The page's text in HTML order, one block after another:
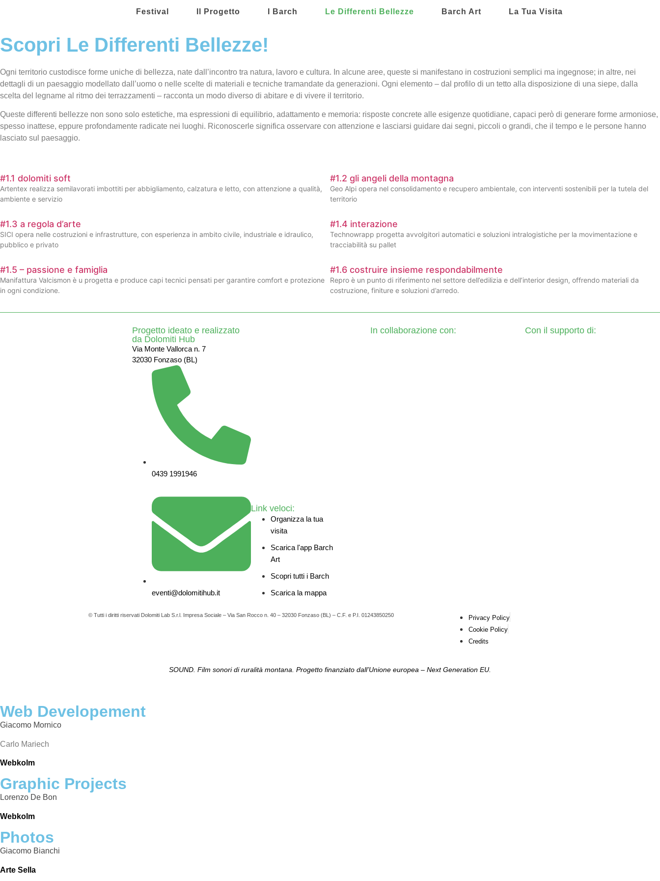
Festival Il Progetto I Barch Le Differenti Bellezze Barch Art La Tua Visita
Scopri Le Differenti Bellezze!
Ogni territorio custodisce forme uniche di bellezza, nate dall’incontro tra natura, lavoro e cultura. In alcune aree, queste si manifestano in costruzioni semplici ma ingegnose; in altre, nei
dettagli di un paesaggio modellato dall’uomo o nelle scelte di materiali e tecniche tramandate da generazioni. Ogni elemento – dal profilo di un tetto alla disposizione di una siepe, dalla
scelta del legname al ritmo dei terrazzamenti – racconta un modo diverso di abitare e di vivere il territorio.
Queste differenti bellezze non sono solo estetiche, ma espressioni di equilibrio, adattamento e memoria: risposte concrete alle esigenze quotidiane, capaci però di generare forme armoniose,
spesso inattese, eppure profondamente radicate nei luoghi. Riconoscerle significa osservare con attenzione e lasciarsi guidare dai segni, piccoli o grandi, che il tempo e le persone hanno
lasciato sul paesaggio.
#1.1 dolomiti soft
Artentex realizza semilavorati imbottiti per abbigliamento, calzatura e letto, con attenzione a qualità,
ambiente e servizio
#1.2 gli angeli della montagna
Geo Alpi opera nel consolidamento e recupero ambientale, con interventi sostenibili per la tutela del
territorio
#1.3 a regola d’arte
SICI opera nelle costruzioni e infrastrutture, con esperienza in ambito civile, industriale e idraulico,
pubblico e privato
#1.4 interazione
Technowrapp progetta avvolgitori automatici e soluzioni intralogistiche per la movimentazione e
tracciabilità su pallet
#1.5 – passione e famiglia
Manifattura Valcismon è u progetta e produce capi tecnici pensati per garantire comfort e protezione
in ogni condizione.
#1.6 costruire insieme respondabilmente
Repro è un punto di riferimento nel settore dell’edilizia e dell’interior design, offrendo materiali da
costruzione, finiture e soluzioni d’arredo.
Progetto ideato e realizzato
da Dolomiti Hub
Via Monte Vallorca n. 7
32030 Fonzaso (BL)
0439 1991946
eventi@dolomitihub.it
Organizza la tua
visita
Scarica l'app Barch
Art
Scopri tutti i Barch
Scarica la mappa
Link veloci:
In collaborazione con: Con il supporto di:
© Tutti i diritti riservati Dolomiti Lab S.r.l. Impresa Sociale – Via San Rocco n. 40 – 32030 Fonzaso (BL) – C.F. e P.I. 01243850250
Privacy Policy
Cookie Policy
Credits
SOUND. Film sonori di ruralità montana. Progetto finanziato dall’Unione europea – Next Generation EU.
Web Developement
Giacomo Mornico
Carlo Mariech
Webkolm
Graphic Projects
Lorenzo De Bon
Webkolm
Photos
Giacomo Bianchi
Arte Sella